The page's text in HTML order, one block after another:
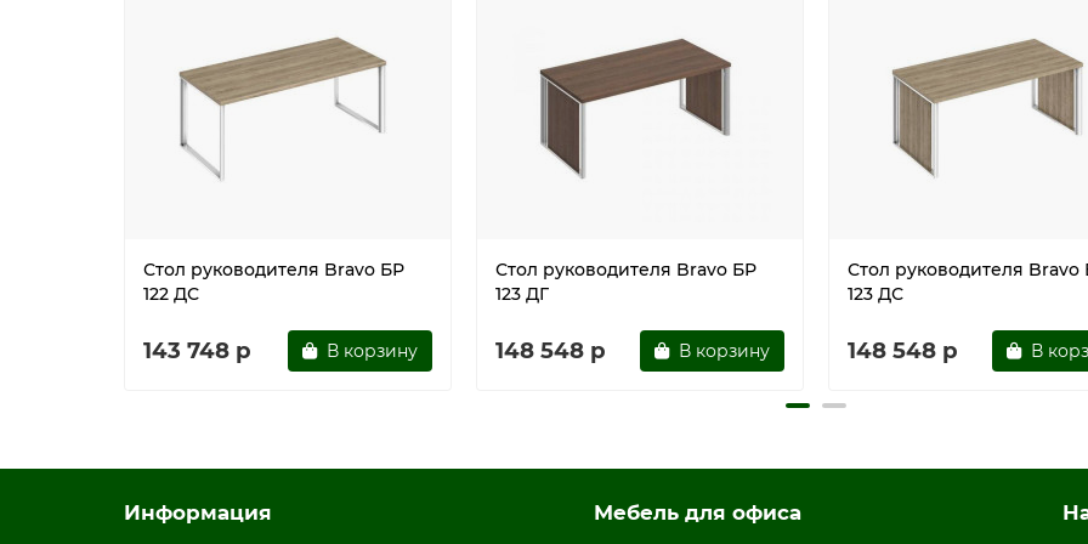
Стол руководителя Bravo БР
122 ДС
143 748 р В корзину
Стол руководителя Bravo БР
123 ДГ
148 548 р В корзину
Стол руководителя Bravo
123 ДС
148 548 р В
Информация Мебель для офиса